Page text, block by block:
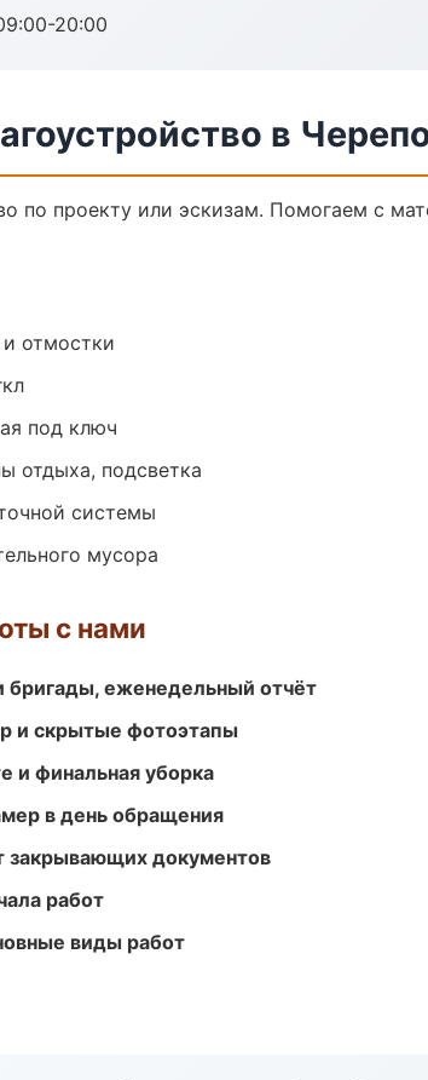
20:00
в
по проекту или эскизам. Помогаем с
отмостки
под ключ
отдыха, подсветка
системы
мусора
с нами
бригады, еженедельный отчёт
и скрытые фотоэтапы
и финальная уборка
в день обращения
закрывающих документов
работ
виды работ